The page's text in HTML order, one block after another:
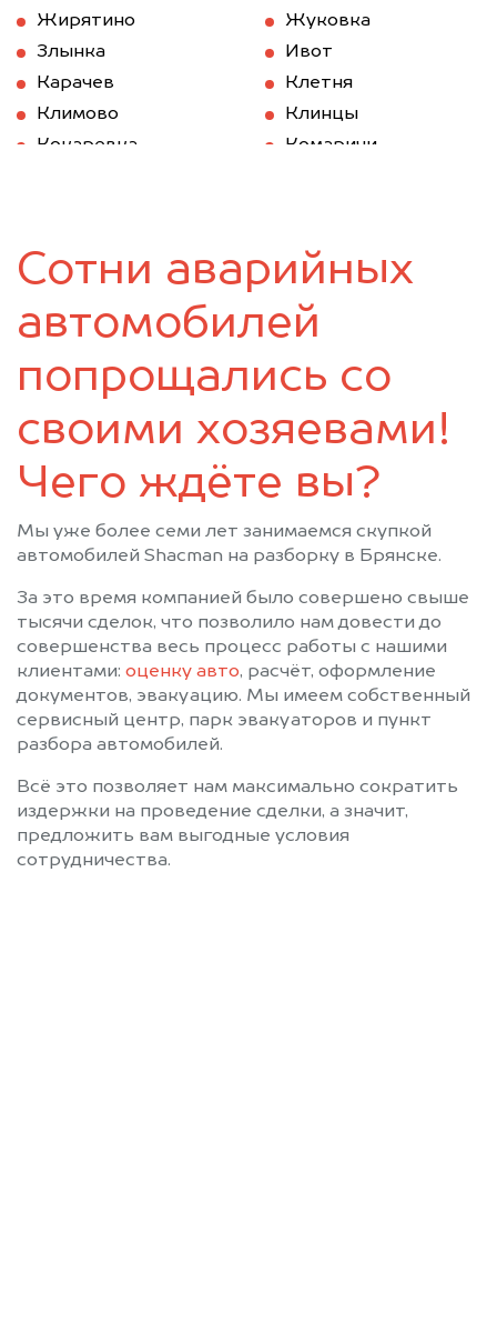
Жирятино
Жуковка
Злынка
Ивот
Карачев
Клетня
Климово
Клинцы
Кокаревка
Комаричи
Почеп
Ржаница
Севск
Стародуб
Суземка
Сураж
Трубчевск
Унеча
Сотни аварийных
автомобилей
попрощались со
своими хозяевами!
Чего ждёте вы?
Мы уже более семи лет занимаемся скупкой
автомобилей Shacman на разборку в Брянске.
За это время компанией было совершено свыше
тысячи сделок, что позволило нам довести до
совершенства весь процесс работы с нашими
клиентами: оценку авто, расчёт, оформление
документов, эвакуацию. Мы имеем собственный
сервисный центр, парк эвакуаторов и пункт
разбора автомобилей.
Всё это позволяет нам максимально сократить
издержки на проведение сделки, а значит,
предложить вам выгодные условия
сотрудничества.